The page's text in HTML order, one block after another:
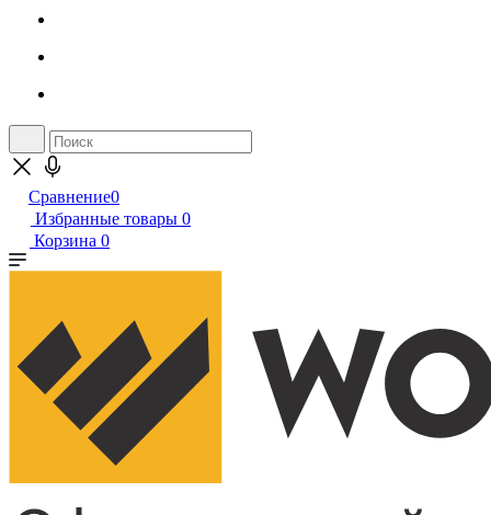
Сравнение0
Избранные товары 0
Корзина 0